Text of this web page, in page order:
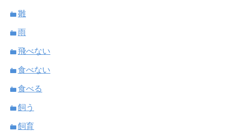
雛
雨
飛べない
食べない
食べる
飼う
飼育